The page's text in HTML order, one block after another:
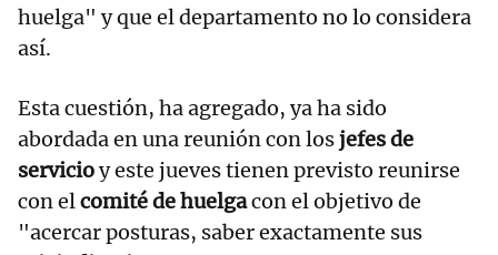
huelga" y que el departamento no lo considera
así.
Esta cuestión, ha agregado, ya ha sido
abordada en una reunión con losjefes de
servicioy este jueves tienen previsto reunirse
con elcomité de huelgacon el objetivo de
"acercar posturas, saber exactamente sus